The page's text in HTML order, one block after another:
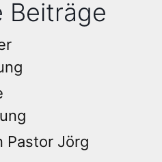
Beiträge
Pastor Jörg